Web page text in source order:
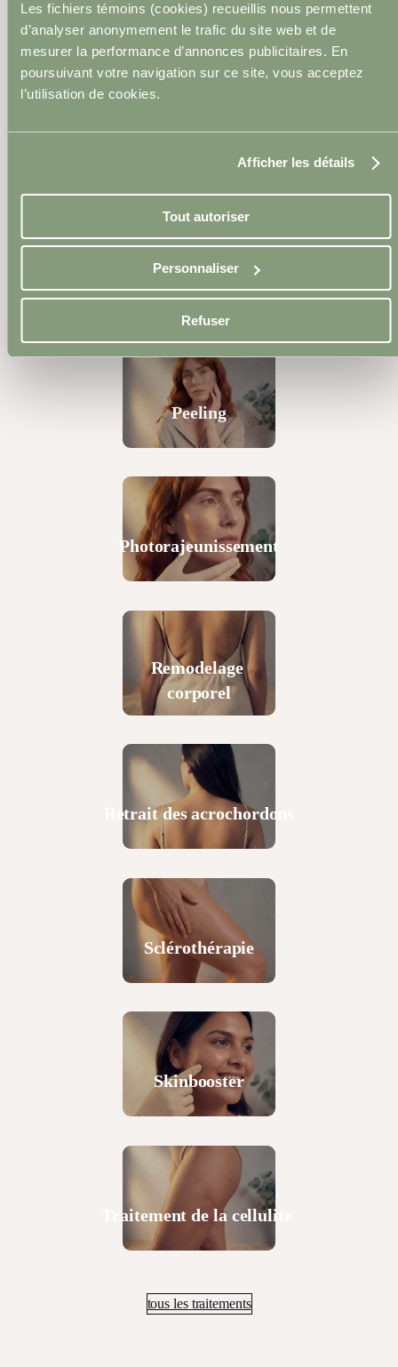
Les fichiers témoins (cookies) recueillis nous permettent
d’analyser anonymement le trafic du site web et de
mesurer la performance d’annonces publicitaires. En
poursuivant votre navigation sur ce site, vous acceptez
l’utilisation de cookies.
Afficher les détails
Tout autoriser
Personnaliser
Refuser
Injections de neuromodulateurs
Microdermabrasion
Peeling
Photorajeunissement
Remodelage
corporel
Retrait des acrochordons
Sclérothérapie
Skinbooster
Traitement de la cellulite
tous les traitements